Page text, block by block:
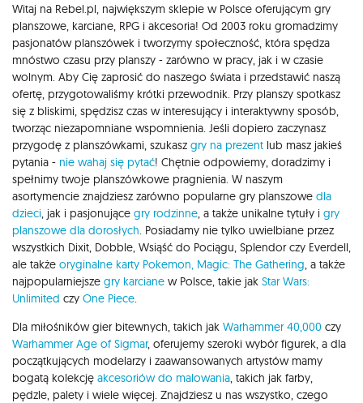
Witaj na Rebel.pl, największym sklepie w Polsce oferującym gry
planszowe, karciane, RPG i akcesoria! Od 2003 roku gromadzimy
pasjonatów planszówek i tworzymy społeczność, która spędza
mnóstwo czasu przy planszy - zarówno w pracy, jak i w czasie
wolnym. Aby Cię zaprosić do naszego świata i przedstawić naszą
ofertę, przygotowaliśmy krótki przewodnik. Przy planszy spotkasz
się z bliskimi, spędzisz czas w interesujący i interaktywny sposób,
tworząc niezapomniane wspomnienia. Jeśli dopiero zaczynasz
przygodę z planszówkami, szukasz gry na prezent lub masz jakieś
pytania - nie wahaj się pytać! Chętnie odpowiemy, doradzimy i
spełnimy twoje planszówkowe pragnienia. W naszym
asortymencie znajdziesz zarówno popularne gry planszowe dla
dzieci , jak i pasjonujące gry rodzinne , a także unikalne tytuły i gry
planszowe dla dorosłych . Posiadamy nie tylko uwielbiane przez
wszystkich Dixit, Dobble, Wsiąść do Pociągu, Splendor czy Everdell,
ale także oryginalne karty Pokemon, Magic: The Gathering , a także
najpopularniejsze gry karciane w Polsce, takie jak Star Wars:
Unlimited czy One Piece
Dla miłośników gier bitewnych, takich jak Warhammer 40,000 czy
Warhammer Age of Sigmar, oferujemy szeroki wybór figurek, a dla
początkujących modelarzy i zaawansowanych artystów mamy
bogatą kolekcję akcesoriów do malowania , takich jak farby,
pędzle, palety i wiele więcej. Znajdziesz u nas wszystko, czego